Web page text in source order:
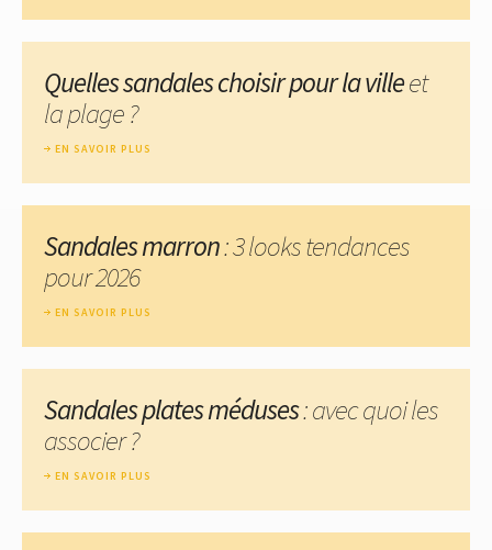
Quelles sandales choisir pour la villeet
la plage ?
EN SAVOIR PLUS
Sandales marron: 3 looks tendances
pour 2026
EN SAVOIR PLUS
Sandales plates méduses: avec quoi les
associer ?
EN SAVOIR PLUS